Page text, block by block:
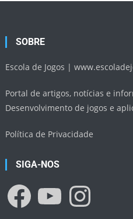
SOBRE
Escola de Jogos |
Portal de artigos, notícias e
Desenvolvimento de jogos e
Política de Privacidade
SIGA-NOS